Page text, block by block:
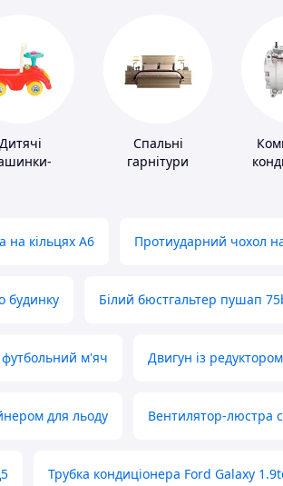
Дитячі
Спальні
гарнітури
на кільцях А6 Протиударний чохол
будинку Білий бюстгальтер пушап
футбольний м'яч Двигун із
для льоду Вентилятор-люстра
Трубка кондиціонера Ford Galaxy